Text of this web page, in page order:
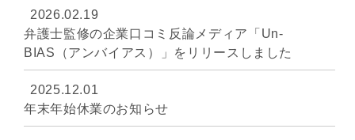
2026.02.19
弁護士監修の企業口コミ反論メディア「Un-
BIAS（アンバイアス）」をリリースしました
2025.12.01
年末年始休業のお知らせ